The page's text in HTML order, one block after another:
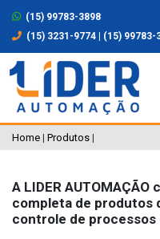
(15) 99783-3898
(15) 3231-9774
(15) 99783-
Home | Produtos |
A LIDER AUTOMAÇÃO
completa de produtos
controle de